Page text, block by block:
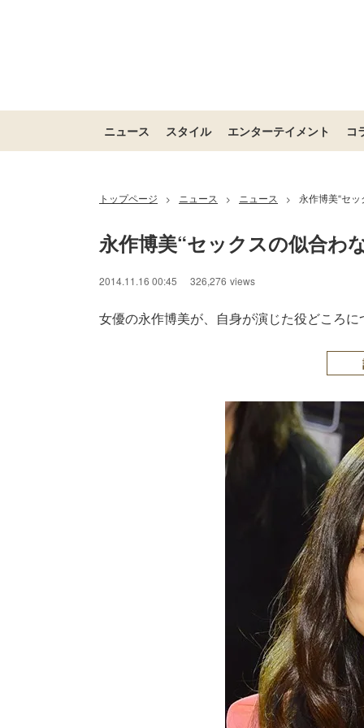
ニュース スタイル エンターテイメント コ
トップページ > ニュース > ニュース > 永作博美“セ
永作博美“セックスの似合わ
2014.11.16 00:45 326,276 views
女優の永作博美が、自身が演じた役どころ